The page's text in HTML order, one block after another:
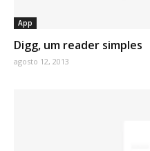
App
Digg, um reader simples
agosto 12, 2013